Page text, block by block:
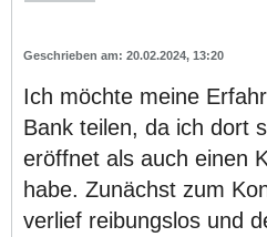
20.02.2024, 13:20
Ich möchte meine
Bank teilen, da ich dort
eröffnet als auch einen
habe. Zunächst zum
verlief reibungslos und